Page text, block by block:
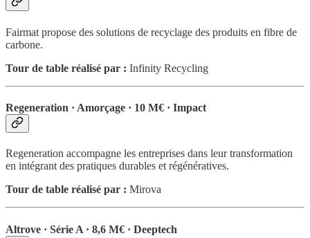
Fairmat propose des solutions de recyclage des produits en fibre de
carbone.
Tour de table réalisé par : Infinity Recycling
Regeneration · Amorçage · 10 M€ · Impact
Regeneration accompagne les entreprises dans leur transformation
en intégrant des pratiques durables et régénératives.
Tour de table réalisé par : Mirova
Altrove · Série A · 8,6 M€ · Deeptech